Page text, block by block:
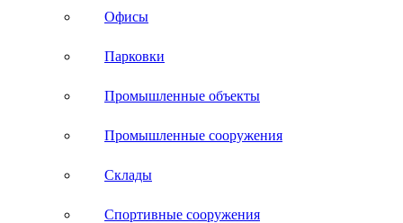
Офисы
Парковки
Промышленные объекты
Промышленные сооружения
Склады
Спортивные сооружения